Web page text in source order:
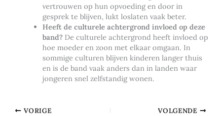
vertrouwen op hun opvoeding en door in
gesprek te blijven, lukt loslaten vaak beter.
Heeft de culturele achtergrond invloed op deze
band? De culturele achtergrond heeft invloed op
hoe moeder en zoon met elkaar omgaan. In
sommige culturen blijven kinderen langer thuis
en is de band vaak anders dan in landen waar
jongeren snel zelfstandig wonen.
VORIGE VOLGENDE